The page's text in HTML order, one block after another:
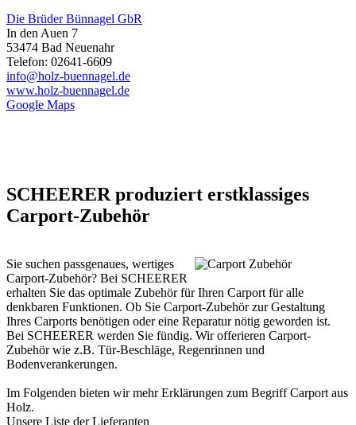
Die Brüder Bünnagel GbR
In den Auen 7
53474 Bad Neuenahr
Telefon: 02641-6609
info@holz-buennagel.de
www.holz-buennagel.de
Google Maps
SCHEERER produziert erstklassiges
Carport-Zubehör
Sie suchen passgenaues, wertiges
Carport-Zubehör? Bei SCHEERER
erhalten Sie das optimale Zubehör für Ihren Carport für alle
denkbaren Funktionen. Ob Sie Carport-Zubehör zur Gestaltung
Ihres Carports benötigen oder eine Reparatur nötig geworden ist.
Bei SCHEERER werden Sie fündig. Wir offerieren Carport-
Zubehör wie z.B. Tür-Beschläge, Regenrinnen und
Bodenverankerungen.
Im Folgenden bieten wir mehr Erklärungen zum BegriffCarport aus
Holz.
Unsere Liste derLieferanten